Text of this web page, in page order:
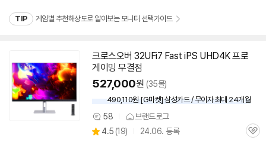
TIP 게임별 추천해상도로 알아보는 모니터 선택가이드
크로스오버 32UFi7 Fast iPS UHD4K 프로
게이밍 무결점
527,000원 (35몰)
490,110원 [G마켓] 삼성카드 / 무이자 최대 24개월
상
품
58 브랜드로그
별
4.5 (상
19) 24.06. 등록
관